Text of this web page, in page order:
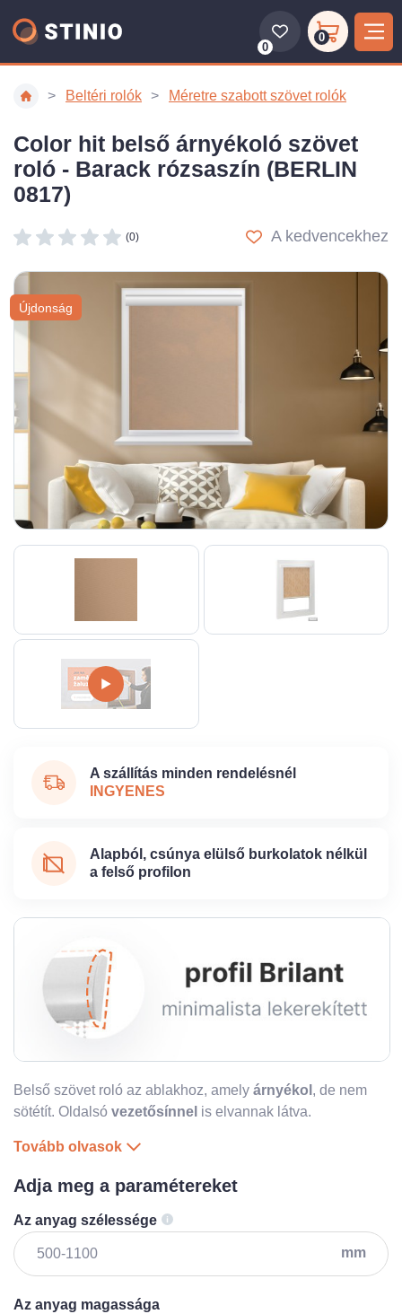
0
0
Beltéri rolók Méretre szabott szövet rolók
Color hit belső árnyékoló szövet
roló - Barack rózsaszín (BERLIN
0817)
(0) A kedvencekhez
Újdonság
A szállítás minden rendelésnél
INGYENES
Alapból, csúnya elülső burkolatok nélkül
a felső profilon
Belső szövet roló az ablakhoz, amely árnyékol , de nem
sötétít. Oldalsó vezetősínnel is elvannak látva.
Tovább olvasok
Adja meg a paramétereket
Az anyag szélessége
mm
Az anyag magassága